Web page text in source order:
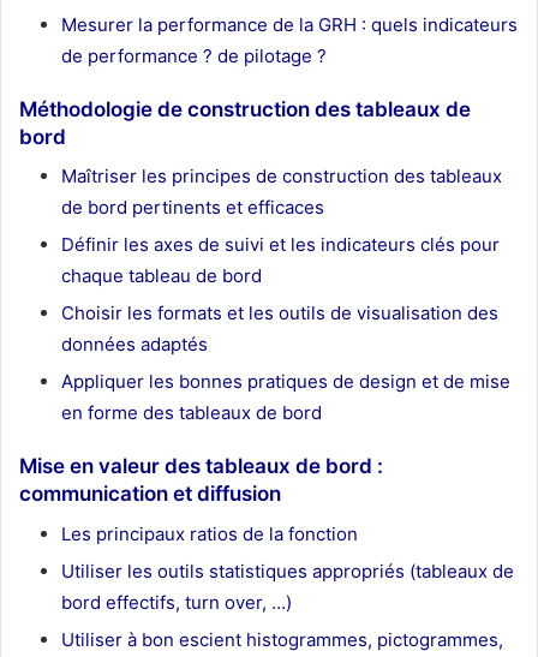
Mesurer la performance de la GRH : quels indicateurs
de performance ? de pilotage ?
Méthodologie de construction des tableaux de
bord
Maîtriser les principes de construction des tableaux
de bord pertinents et efficaces
Définir les axes de suivi et les indicateurs clés pour
chaque tableau de bord
Choisir les formats et les outils de visualisation des
données adaptés
Appliquer les bonnes pratiques de design et de mise
en forme des tableaux de bord
Mise en valeur des tableaux de bord :
communication et diffusion
Les principaux ratios de la fonction
Utiliser les outils statistiques appropriés (tableaux de
bord effectifs, turn over, …)
Utiliser à bon escient histogrammes, pictogrammes,